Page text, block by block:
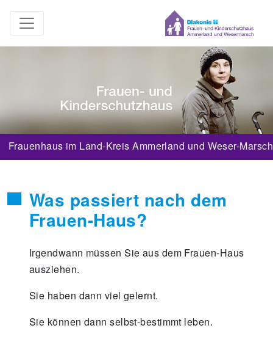
Frauenhaus im Land-Kreis Ammerland und Weser-Marsch
Was passiert nach dem
Frauen-Haus?
Irgendwann müssen Sie aus dem Frauen-Haus
ausziehen.
Sie haben dann viel gelernt.
Sie können dann selbst-bestimmt leben.